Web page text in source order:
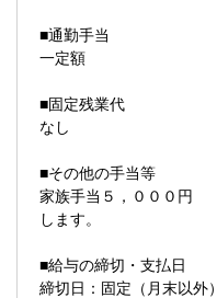
■通勤手当
一定額
■固定残業代
なし
■その他の手当等
家族手当５，０００円
します。
■給与の締切・支払日
締切日：固定（月末以